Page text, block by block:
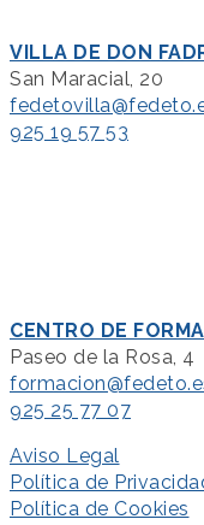
VILLA DE DON
San Maracial, 20
925 19 57 53
CENTRO DE
Paseo de la Rosa, 4
925 25 77 07
Aviso Legal
Política de
Política de Cookies